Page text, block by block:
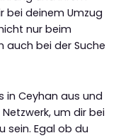
bei deinem Umzug
nur beim
auch bei der Suche
in Ceyhan aus und
um dir bei
sein. Egal ob du